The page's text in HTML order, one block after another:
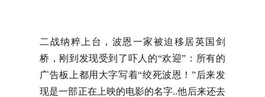
二战纳粹上台，波恩一家被迫移居英国剑
桥，刚到发现受到了吓人的“欢迎”：所有的
广告板上都用大字写着“绞死波恩！”后来发
现是一部正在上映的电影的名字..他后来还去